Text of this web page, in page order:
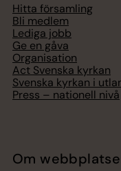
Hitta församling
Bli medlem
Lediga jobb
Ge en gåva
Organisation
Act Svenska kyrkan
Svenska kyrkan i
Press – nationell nivå
Om